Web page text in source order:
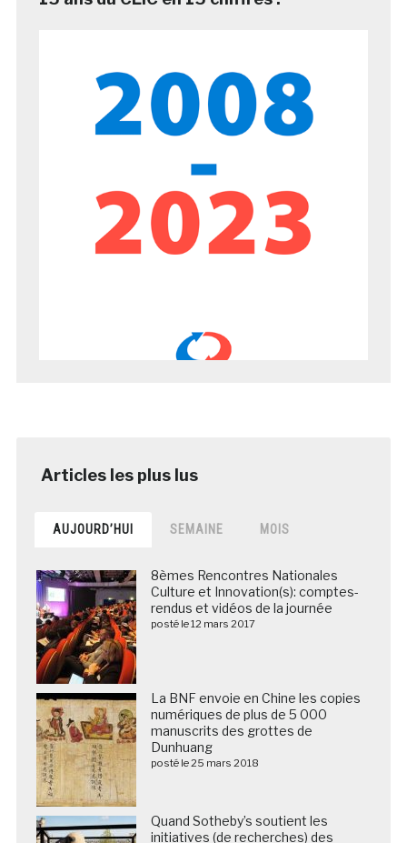
AUJOURD’HUI SEMAINE MOIS
8èmes Rencontres Nationales
Culture et Innovation(s): comptes-
rendus et vidéos de la journée
posté le 12 mars 2017
La BNF envoie en Chine les copies
numériques de plus de 5 000
manuscrits des grottes de
Dunhuang
posté le 25 mars 2018
Quand Sotheby’s soutient les
initiatives (de recherches) des